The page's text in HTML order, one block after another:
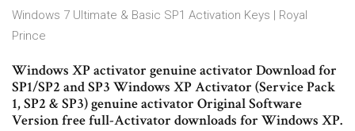
Windows 7 Ultimate & Basic SP1 Activation Keys | Royal
Prince
Windows XP activator genuine activator Download for
SP1/SP2 and SP3 Windows XP Activator (Service Pack
1, SP2 & SP3) genuine activator Original Software
Version free full-Activator downloads for Windows XP.